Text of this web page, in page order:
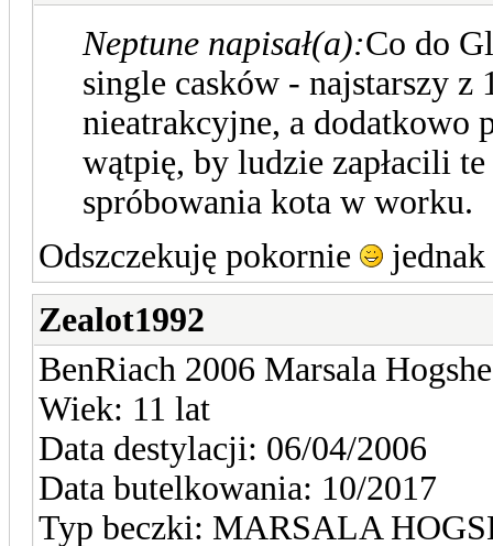
Neptune napisał(a):Co do
single casków - najstarszy z
nieatrakcyjne, a dodatkowo
wątpię, by ludzie zapłacili
spróbowania kota w worku.
Odszczekuję pokornie
Zealot1992
BenRiach 2006 Marsala
Wiek: 11 lat
Data destylacji: 06/04/2006
Data butelkowania: 10/2017
Typ beczki: MARSALA